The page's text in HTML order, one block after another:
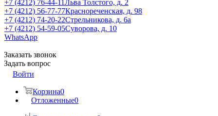
+7 (4212) 76-44-11Льва Толстого, д. 2
+7 (4212) 56-77-77Краснореченская, д. 98
+7 (4212) 74-20-22Стрельникова, д. 6а
+7 (4212) 54-59-05Суворова, д. 10
WhatsApp
Заказать звонок
Задать вопрос
Войти
Корзина0
Отложенные0